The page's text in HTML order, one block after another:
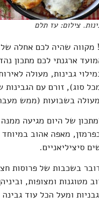
צילום: עז תלם
שהיה לכם אחלה
ארגנתי לכם מתכון
גבינות, מעולה
סוג), זורם עם הגבינות
מעולה בשבועות (ממש
של היום מגיעה
מאפה אהוב
סיציליאניים.
בשכבות של פרוסות
מטוגנות ומצופות,
ומעל הכל עוד